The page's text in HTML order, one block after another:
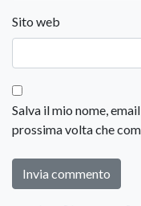
Sito web
Salva il mio nome,
prossima volta che